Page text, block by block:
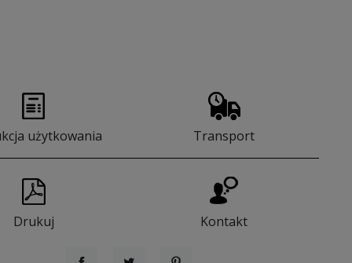
użytkowania Transport
Drukuj Kontakt